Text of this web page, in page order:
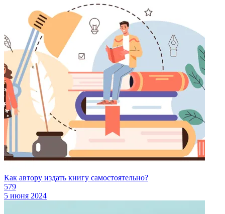
Как автору издать книгу самостоятельно?
579
5 июня 2024